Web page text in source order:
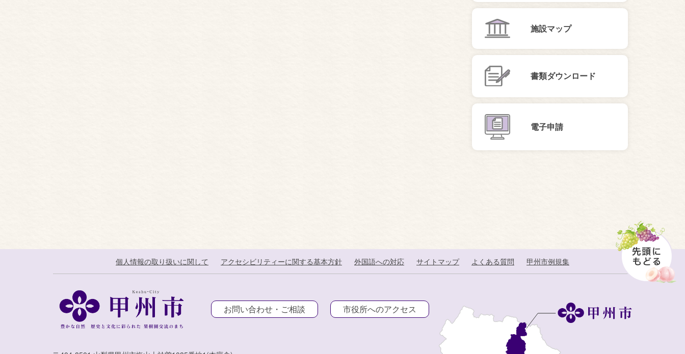
施設マップ
書類ダウンロード
電子申請
個人情報の取り扱いに関して アクセシビリティーに関する基本方針 外国語への対応 サイトマップ よくある質問 甲州市例規集
お問い合わせ・ご相談 市役所へのアクセス